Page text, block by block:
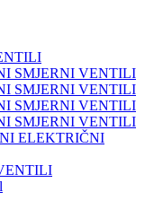
SMJERNI VENTILI
SMJERNI VENTILI
SMJERNI VENTILI
SMJERNI VENTILI
ELEKTRIČNI